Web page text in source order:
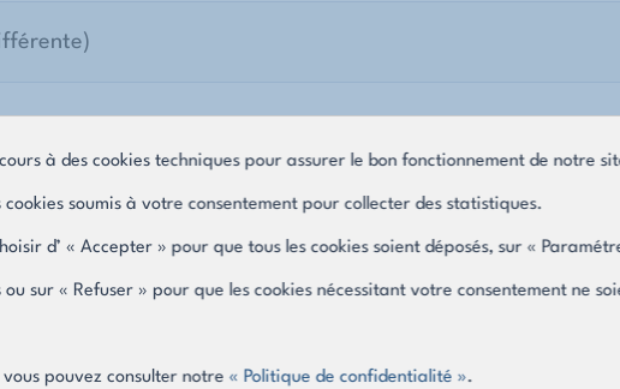
à des cookies techniques pour assurer le bon fonctionnement de notre
cookies soumis à votre consentement pour collecter des statistiques.
d’ « Accepter » pour que tous les cookies soient déposés, sur «
ou sur « Refuser » pour que les cookies nécessitant votre consentement ne
pouvez consulter notre « Politique de confidentialité ».